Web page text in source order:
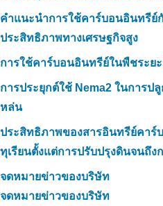
คำแนะนำการใช้คาร์บอนอินทรีย์
ประสิทธิภาพทางเศรษฐกิจสูง
การใช้คาร์บอนอินทรีย์ในพืชระย
การประยุกต์ใช้ Nema2 ในการป
หล่น
ประสิทธิภาพของสารอินทรีย์คาร์
ทุเรียนตั้งแต่การปรับปรุงดินจนถึ
จดหมายข่าวของบริษัท
จดหมายข่าวของบริษัท